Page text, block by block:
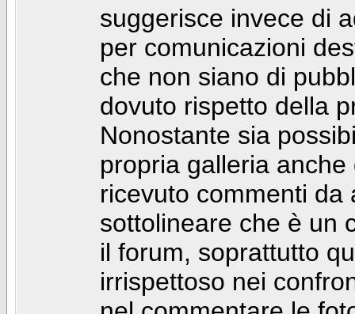
suggerisce invece di
per comunicazioni
che non siano di
dovuto rispetto della
Nonostante sia
propria galleria
ricevuto commenti da
sottolineare che è un
il forum, soprattutto
irrispettoso nei